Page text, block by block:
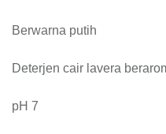
Berwarna putih
Deterjen cair lavera
pH 7